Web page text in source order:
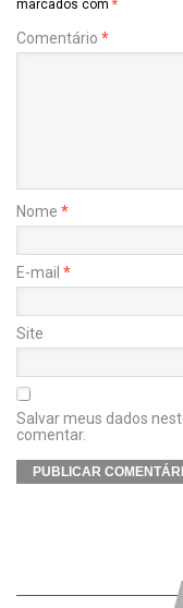
marcados com *
Comentário *
Nome *
E-mail *
Site
Salvar meus dados
comentar.